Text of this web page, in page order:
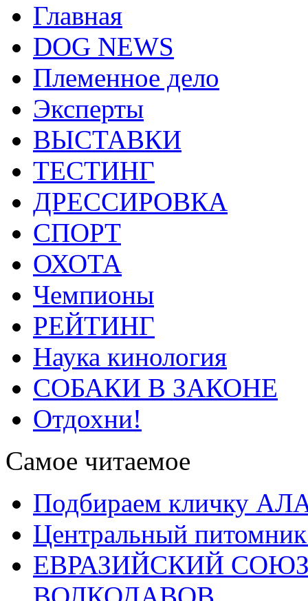
Главная
DOG NEWS
Племенное дело
Эксперты
ВЫСТАВКИ
ТЕСТИНГ
ДРЕССИРОВКА
СПОРТ
ОХОТА
Чемпионы
РЕЙТИНГ
Наука кинология
СОБАКИ В ЗАКОНЕ
Отдохни!
Самое читаемое
Подбираем кличку
Центральный
ЕВРАЗИЙСКИЙ